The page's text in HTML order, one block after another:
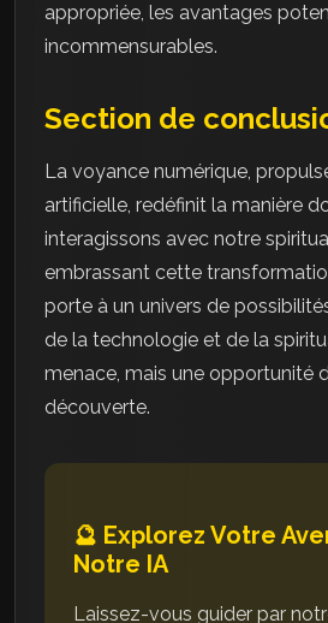
appropriée, les avantages
incommensurables.
Section de
La voyance numérique,
artificielle, redéfinit la manière
interagissons avec notre
embrassant cette
porte à un univers de
de la technologie et de la
menace, mais une opportunité
découverte.
🔮 Explorez Votre
Notre IA
Laissez-vous guider par